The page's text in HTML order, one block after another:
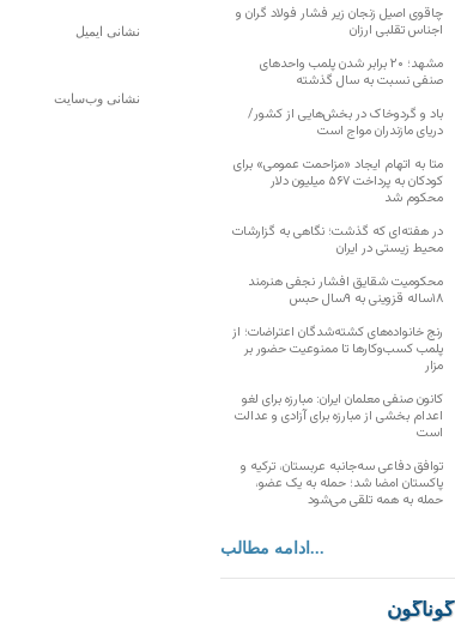
چاقوی اصیل زنجان زیر فشار فولاد گران و
اجناس تقلبی ارزان
مشهد؛ ۲۰ برابر شدن پلمب واحدهای
صنفی نسبت به سال گذشته
باد و گردوخاک در بخش‌هایی از کشور/
دریای مازندران مواج است
متا به اتهام ایجاد «مزاحمت عمومی» برای
کودکان به پرداخت ۵۶۷ میلیون دلار
محکوم شد
در هفته‌ای که گذشت؛ نگاهی به گزارشات
محیط زیستی در ایران
محکومیت شقایق افشار نجفی هنرمند
۱۸ساله قزوینی به ۹سال حبس
رنج خانواده‌های کشته‌شدگان اعتراضات؛ از
پلمب کسب‌وکارها تا ممنوعیت حضور بر
مزار
کانون صنفی معلمان ایران: مبارزه برای لغو
اعدام بخشی از مبارزه برای آزادی و عدالت
است
توافق دفاعی سه‌جانبه عربستان، ترکیه و
پاکستان امضا شد؛ حمله به یک عضو،
حمله به همه تلقی می‌شود
ادامه مطالب...
گوناگون